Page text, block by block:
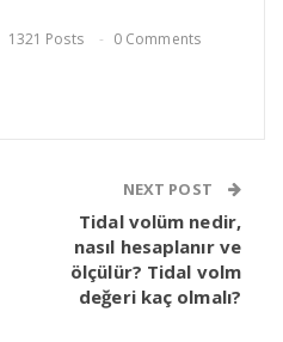
1321 Posts 0 Comments
NEXT POST
Tidal volüm nedir,
nasıl hesaplanır ve
ölçülür? Tidal volm
değeri kaç olmalı?